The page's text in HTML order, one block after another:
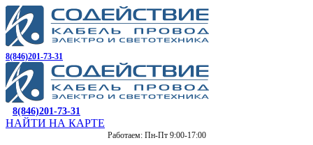
8(846)201-73-31
8(846)201-73-31
НАЙТИ НА КАРТЕ
Работаем: Пн-Пт 9:00-17:00